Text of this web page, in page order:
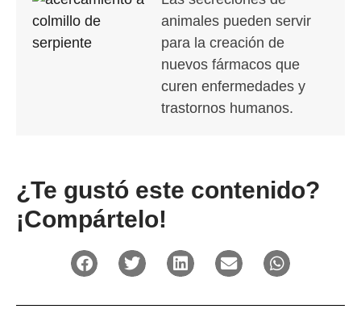
animales pueden servir
para la creación de
nuevos fármacos que
curen enfermedades y
trastornos humanos.
¿Te gustó este contenido?
¡Compártelo!